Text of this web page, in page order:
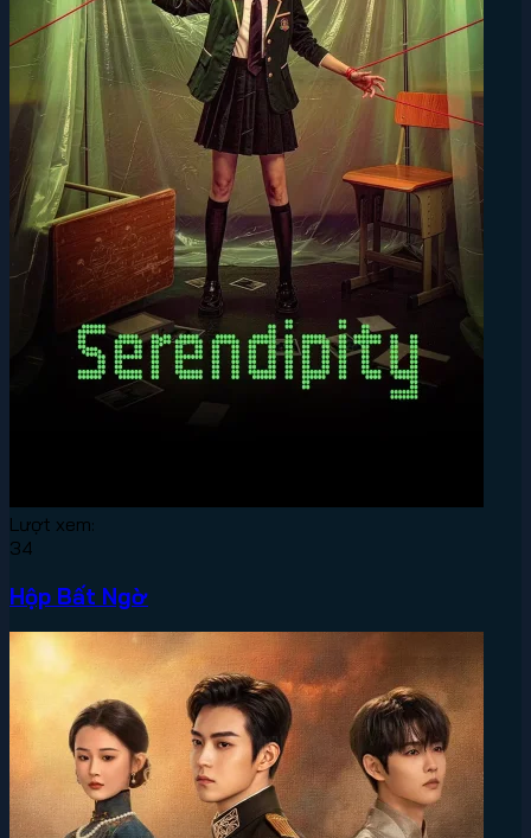
Lượt xem:
34
Hộp Bất Ngờ